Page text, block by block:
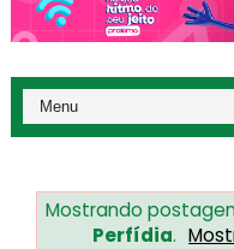
Mostrando
Perfídia.